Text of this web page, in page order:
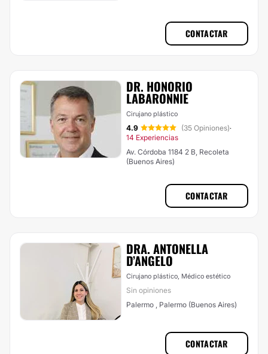
CONTACTAR
DR. HONORIO
LABARONNIE
Cirujano plástico
4.9 (35 Opiniones)·
14 Experiencias
Av. Córdoba 1184 2 B, Recoleta
(Buenos Aires)
CONTACTAR
DRA. ANTONELLA
D’ANGELO
Cirujano plástico, Médico estético
Sin opiniones
Palermo , Palermo (Buenos Aires)
CONTACTAR